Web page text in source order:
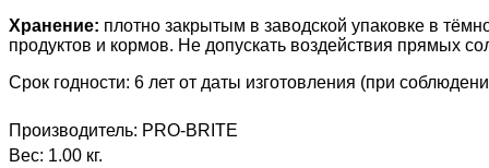
Хранение: плотно закрытым в заводской упаковке в
продуктов и кормов. Не допускать воздействия прямых
Срок годности: 6 лет от даты изготовления (при
Производитель: PRO-BRITE
Вес: 1.00 кг.